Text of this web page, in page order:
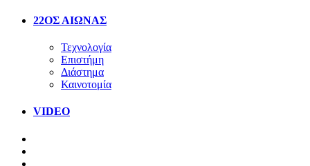
22ΟΣ ΑΙΩΝΑΣ
Τεχνολογία
Επιστήμη
Διάστημα
Καινοτομία
VIDEO